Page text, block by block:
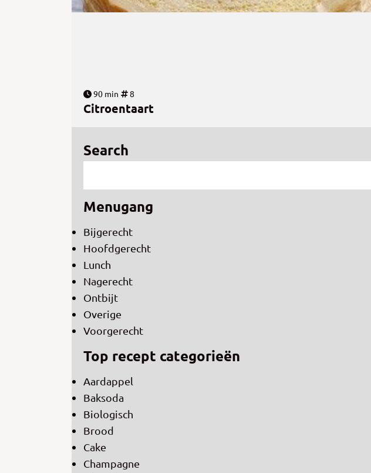
90 min 8
Citroentaart
Search
Menugang
Bijgerecht
Hoofdgerecht
Lunch
Nagerecht
Ontbijt
Overige
Voorgerecht
Top recept categorieën
Aardappel
Baksoda
Biologisch
Brood
Cake
Champagne